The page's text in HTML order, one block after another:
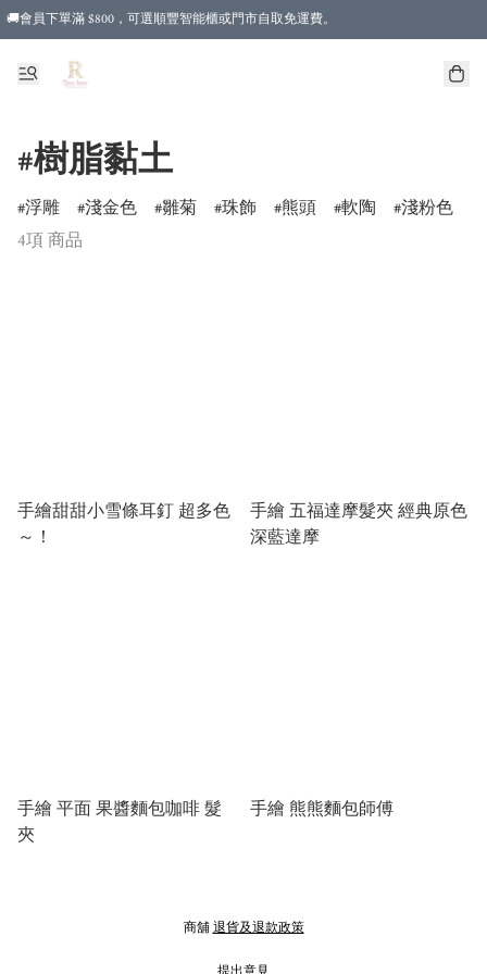
🚚會員下單滿 $800，可選順豐智能櫃或門市自取免運費。
#樹脂黏土
浮雕 淺金色 雛菊 珠飾 熊頭 軟陶 淺粉色
4項 商品
手繪甜甜小雪條耳釘 超多色
～！
手繪 五福達摩髮夾 經典原色
深藍達摩
手繪 平面 果醬麵包咖啡 髮
夾
手繪 熊熊麵包師傅
商舖 退貨及退款政策